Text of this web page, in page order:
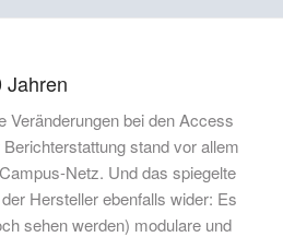
Jahren
Veränderungen bei den Access
stand vor allem
Netz. Und das spiegelte
Hersteller ebenfalls wider: Es
sehen werden) modulare und